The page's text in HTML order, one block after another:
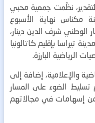
نظّمت جمعية محبي
مكناس نهاية الأسبوع
الوطني شرف الدين دينار،
تيراسا بإقليم كاتالونيا
الرياضية البارزة.
والإعلامية، إضافة إلى
الضوء على المسار
من إسهامات في مجالاتهم